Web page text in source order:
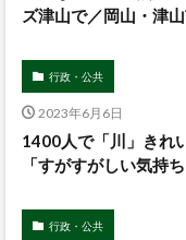
ズ津山で／岡山・津
行政・公共
2023年6月6日
1400人で「川」き
「すがすがしい気持
行政・公共